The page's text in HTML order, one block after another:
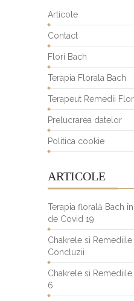
Articole
Contact
Flori Bach
Terapia Florala Bach
Terapeut Remedii
Prelucrarea datelor
Politica cookie
ARTICOLE
Terapia florală Bach
de Covid 19
Chakrele si
Concluzii
Chakrele si
6